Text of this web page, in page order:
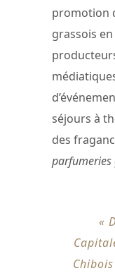
promotion
grassois
séjours à
des
parfumeries
«